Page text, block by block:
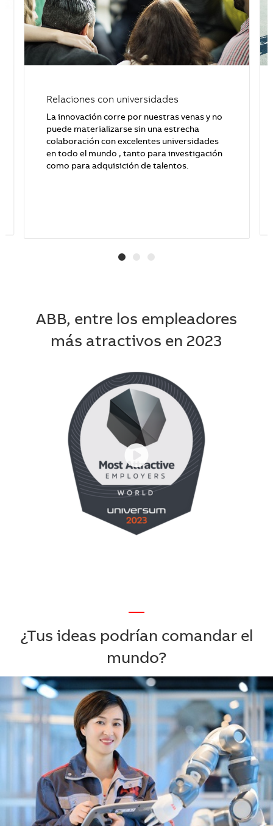
Relaciones con universidades
La innovación corre por nuestras venas y no
puede materializarse sin una estrecha
colaboración con excelentes universidades
en todo el mundo , tanto para investigación
como para adquisición de talentos.
ABB, entre los empleadores
más atractivos en 2023
—
¿Tus ideas podrían comandar el
mundo?